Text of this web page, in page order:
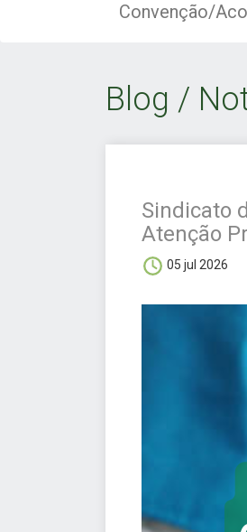
Convenção/
Blog /
Sindicato
Atenção
05 jul 2026